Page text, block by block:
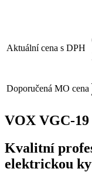
Aktuální cena s DPH
Doporučená MO cena
VOX VGC-19
Kvalitní
elektrickou